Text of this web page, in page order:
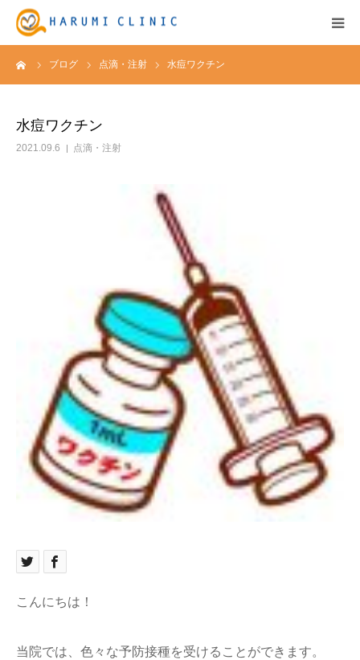
ブログ 点滴・注射 水痘ワクチン
水痘ワクチン
2021.09.6 点滴・注射
こんにちは！
当院では、色々な予防接種を受けることができます。
HOME
ブログ
お問い合わせ